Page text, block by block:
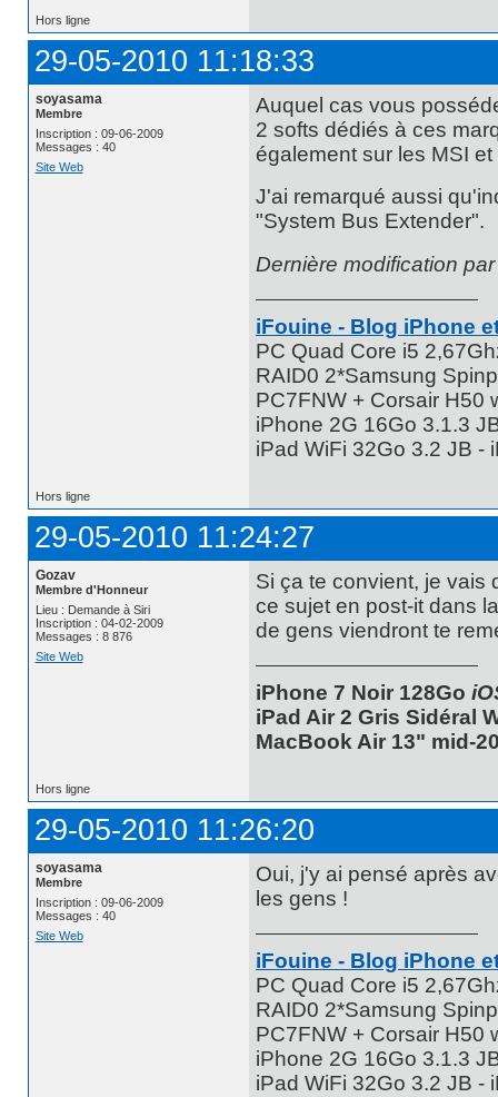
Hors ligne
29-05-2010 11:18:33
soyasama
Membre
Inscription : 09-06-2009
Messages : 40
Site Web
Auquel cas vous
2 softs dédiés à ces
également sur les MSI
J'ai remarqué aussi
"System Bus Extender".
Dernière modification
iFouine - Blog iPhone
PC Quad Core i5
RAID0 2*Samsung
PC7FNW + Corsair H50
iPhone 2G 16Go 3.1.3
iPad WiFi 32Go 3.2 JB -
Hors ligne
29-05-2010 11:24:27
Gozav
Membre d'Honneur
Lieu : Demande à Siri
Inscription : 04-02-2009
Messages : 8 876
Site Web
Si ça te convient, je vais
ce sujet en post-it dans
de gens viendront te
iPhone 7 Noir 128Go
iPad Air 2 Gris Sidéral
MacBook Air 13" mid-
Hors ligne
29-05-2010 11:26:20
soyasama
Membre
Inscription : 09-06-2009
Messages : 40
Site Web
Oui, j'y ai pensé après
les gens !
iFouine - Blog iPhone
PC Quad Core i5
RAID0 2*Samsung
PC7FNW + Corsair H50
iPhone 2G 16Go 3.1.3
iPad WiFi 32Go 3.2 JB -